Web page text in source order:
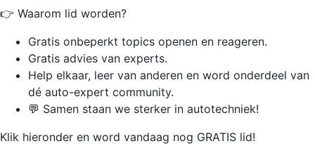
👉 Waarom lid worden?
Gratis onbeperkt topics openen en reageren.
Gratis advies van experts.
Help elkaar, leer van anderen en word onderdeel van
dé auto-expert community.
💬 Samen staan we sterker in autotechniek!
Klik hieronder en word vandaag nog GRATIS lid!